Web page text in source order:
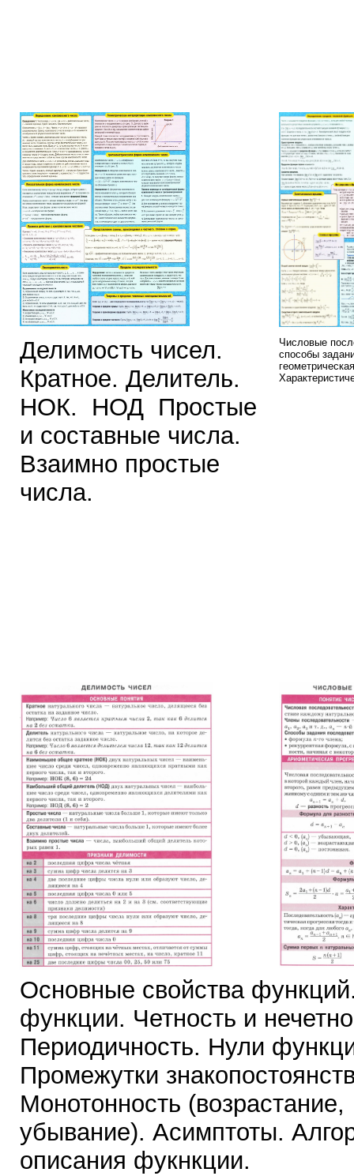
Делимость чисел.
Кратное. Делитель.
НОК. НОД Простые
и составные числа.
Взаимно простые
числа.
Числовые
способы
Основные свойства
функции. Четность и
Периодичность. Нули
Промежутки
Монотонность (возрастание,
убывание). Асимптоты.
описания фукнкции.